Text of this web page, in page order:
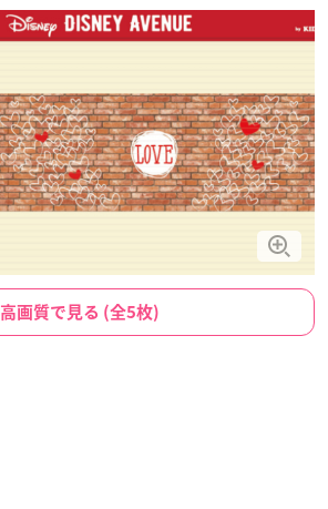
高画質で見る (全5枚)